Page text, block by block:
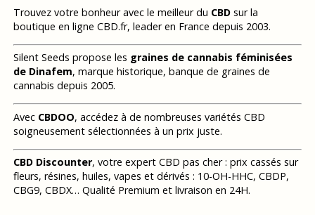
Trouvez votre bonheur avec le meilleur du CBDsur la
boutique en ligne CBD.fr, leader en France depuis 2003.
Silent Seeds propose les graines de cannabis féminisées
de Dinafem, marque historique, banque de graines de
cannabis depuis 2005.
Avec CBDOO, accédez à de nombreuses variétés CBD
soigneusement sélectionnées à un prix juste.
CBD Discounter, votre expert CBD pas cher : prix cassés sur
fleurs, résines, huiles, vapes et dérivés : 10-OH-HHC, CBDP,
CBG9, CBDX… Qualité Premium et livraison en 24H.